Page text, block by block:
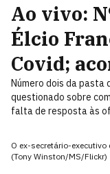
Ao vivo:
Élcio
Covid;
Número dois da pasta
questionado sobre
falta de resposta às
O ex-secretário-
(Tony Winston/MS/Flickr)